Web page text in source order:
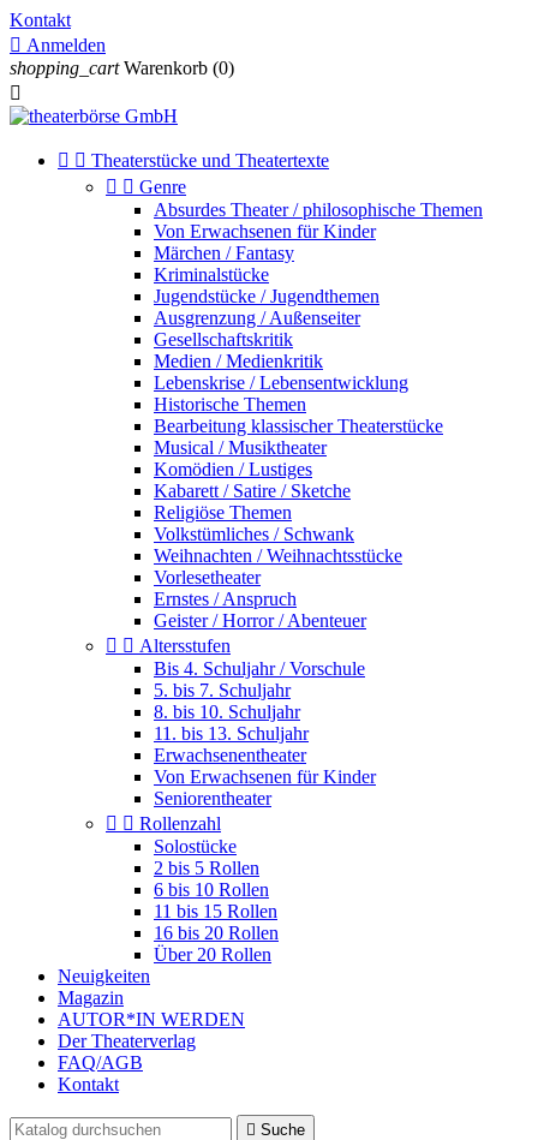
Kontakt
 Anmelden
shopping_cart Warenkorb (0)

  Theaterstücke und Theatertexte
  Genre
Absurdes Theater / philosophische Themen
Von Erwachsenen für Kinder
Märchen / Fantasy
Kriminalstücke
Jugendstücke / Jugendthemen
Ausgrenzung / Außenseiter
Gesellschaftskritik
Medien / Medienkritik
Lebenskrise / Lebensentwicklung
Historische Themen
Bearbeitung klassischer Theaterstücke
Musical / Musiktheater
Komödien / Lustiges
Kabarett / Satire / Sketche
Religiöse Themen
Volkstümliches / Schwank
Weihnachten / Weihnachtsstücke
Vorlesetheater
Ernstes / Anspruch
Geister / Horror / Abenteuer
  Altersstufen
Bis 4. Schuljahr / Vorschule
5. bis 7. Schuljahr
8. bis 10. Schuljahr
11. bis 13. Schuljahr
Erwachsenentheater
Von Erwachsenen für Kinder
Seniorentheater
  Rollenzahl
Solostücke
2 bis 5 Rollen
6 bis 10 Rollen
11 bis 15 Rollen
16 bis 20 Rollen
Über 20 Rollen
Neuigkeiten
Magazin
AUTOR*IN WERDEN
Der Theaterverlag
FAQ/AGB
Kontakt
 Suche